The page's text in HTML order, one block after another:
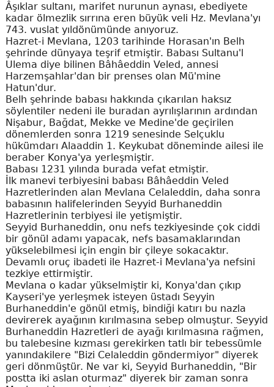
Âşıklar sultanı, marifet nurunun aynası, ebediyete
kadar ölmezlik sırrına eren büyük veli Hz. Mevlana'yı
743. vuslat yıldönümünde anıyoruz.
Hazret-i Mevlana, 1203 tarihinde Horasan'ın Belh
şehrinde dünyaya teşrif etmiştir. Babası Sultanu'l
Ulema diye bilinen Bâhâeddin Veled, annesi
Harzemşahlar'dan bir prenses olan Mü'mine
Hatun'dur.
Belh şehrinde babası hakkında çıkarılan haksız
söylentiler nedeni ile buradan ayrılışlarının ardından
Nişabur, Bağdat, Mekke ve Medine'de geçirilen
dönemlerden sonra 1219 senesinde Selçuklu
hükümdarı Alaaddin 1. Keykubat döneminde ailesi ile
beraber Konya'ya yerleşmiştir.
Babası 1231 yılında burada vefat etmiştir.
İlk manevi terbiyesini babası Bâhâeddin Veled
Hazretlerinden alan Mevlana Celaleddin, daha sonra
babasının halifelerinden Seyyid Burhaneddin
Hazretlerinin terbiyesi ile yetişmiştir.
Seyyid Burhaneddin, onu nefs tezkiyesinde çok ciddi
bir gönül adamı yapacak, nefs basamaklarından
yükselebilmesi için engin bir çileye sokacaktır.
Devamlı oruç ibadeti ile Hazret-i Mevlana'ya nefsini
tezkiye ettirmiştir.
Mevlana o kadar yükselmiştir ki, Konya'dan çıkıp
Kayseri'ye yerleşmek isteyen üstadı Seyyin
Burhaneddin'e gönül etmiş, bindiği katırı bu nazla
devirerek ayağının kırılmasına sebep olmuştur. Seyyid
Burhaneddin Hazretleri de ayağı kırılmasına rağmen,
bu talebesine kızması gerekirken tatlı bir tebessümle
yanındakilere "Bizi Celaleddin göndermiyor" diyerek
geri dönmüştür. Ne var ki, Seyyid Burhaneddin, "Bir
postta iki aslan oturmaz" diyerek bir zaman sonra